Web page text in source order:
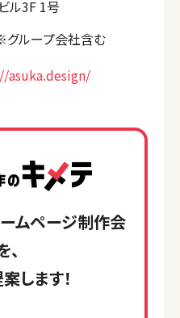
ル3F 1号
ループ会社含む
asuka.design/
ムページ制作会
、
します！